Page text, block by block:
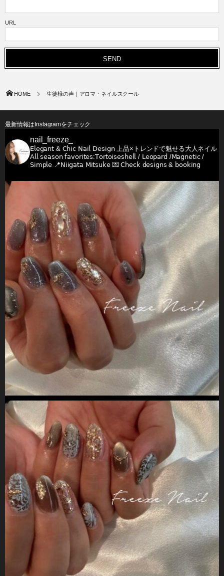
URL
HOME 生徒様の声｜アロマ・ネイルスクール
最新情報はInstagramをチェック
nail_freeze_
𝖤𝗅𝖾𝗀𝖺𝗇𝗍 & 𝖢𝗁𝗂𝖼 𝖭𝖺𝗂𝗅 𝖣𝖾𝗌𝗂𝗀𝗇上品×トレンドで魅せる大人ネイル
𝖠𝗅𝗅 𝗌𝖾𝖺𝗌𝗈𝗇 𝖿𝖺𝗏𝗈𝗋𝗂𝗍𝖾𝗌:𝖳𝗈𝗋𝗍𝗈𝗂𝗌𝖾𝗌𝗁𝖾𝗅𝗅 / 𝖫𝖾𝗈𝗉𝖺𝗋𝖽 /𝖬𝖺𝗀𝗇𝖾𝗍𝗂𝖼 /
𝖲𝗂𝗆𝗉𝗅𝖾 📍𝖭𝗂𝗂𝗀𝖺𝗍𝖺 𝖬𝗂𝗍𝗌𝗎𝗄𝖾💌 𝖢𝗁𝖾𝖼𝗄 𝖽𝖾𝗌𝗂𝗀𝗇𝗌 & 𝖻𝗈𝗈𝗄𝗂𝗇𝗀